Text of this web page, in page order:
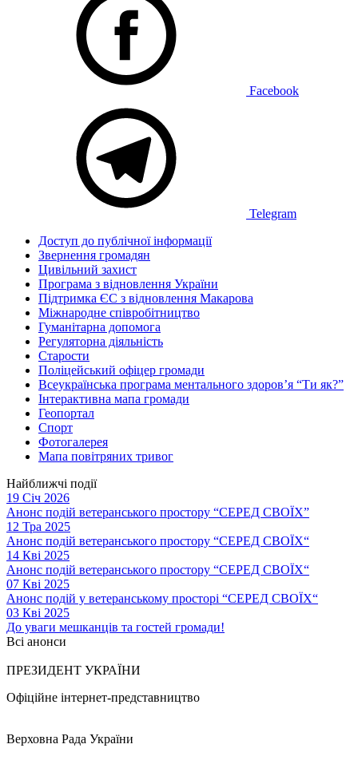
Facebook
Telegram
Доступ до публічної інформації
Звернення громадян
Цивільний захист
Програма з відновлення України
Підтримка ЄС з відновлення Макарова
Міжнародне співробітництво
Гуманітарна допомога
Регуляторна діяльність
Старости
Поліцейський офіцер громади
Всеукраїнська програма ментального здоров’я “Ти як?”
Інтерактивна мапа громади
Геопортал
Спорт
Фотогалерея
Мапа повітряних тривог
Найближчі події
19 Січ 2026
Анонс подій ветеранського простору “СЕРЕД СВОЇХ”
12 Тра 2025
Анонс подій ветеранського простору “СЕРЕД СВОЇХ“
14 Кві 2025
Анонс подій ветеранського простору “СЕРЕД СВОЇХ“
07 Кві 2025
Анонс подій у ветеранському просторі “СЕРЕД СВОЇХ“
03 Кві 2025
До уваги мешканців та гостей громади!
Всі анонси
ПРЕЗИДЕНТ УКРАЇНИ
Офіційне інтернет-представництво
Верховна Рада України